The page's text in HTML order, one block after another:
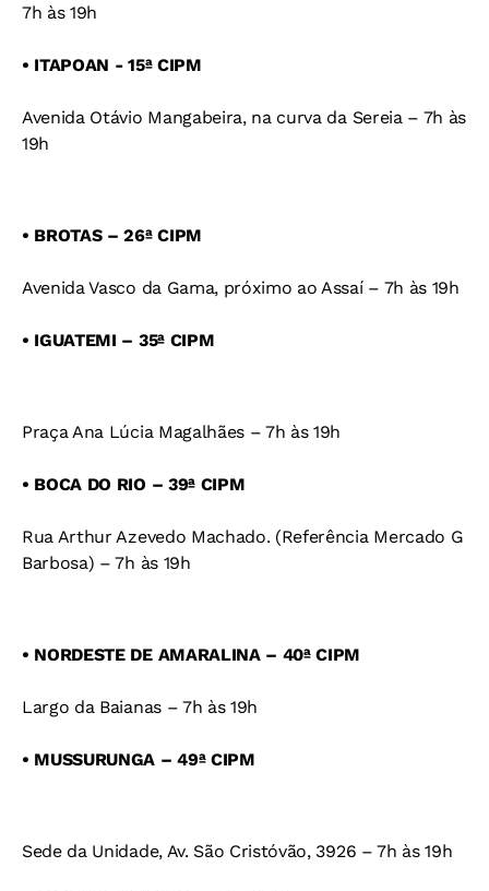
7h às 19h
• ITAPOAN - 15ª CIPM
Avenida Otávio Mangabeira, na curva da Sereia – 7h às
19h
• BROTAS – 26ª CIPM
Avenida Vasco da Gama, próximo ao Assaí – 7h às 19h
• IGUATEMI – 35ª CIPM
Praça Ana Lúcia Magalhães – 7h às 19h
• BOCA DO RIO – 39ª CIPM
Rua Arthur Azevedo Machado. (Referência Mercado G
Barbosa) – 7h às 19h
• NORDESTE DE AMARALINA – 40ª CIPM
Largo da Baianas – 7h às 19h
• MUSSURUNGA – 49ª CIPM
Sede da Unidade, Av. São Cristóvão, 3926 – 7h às 19h